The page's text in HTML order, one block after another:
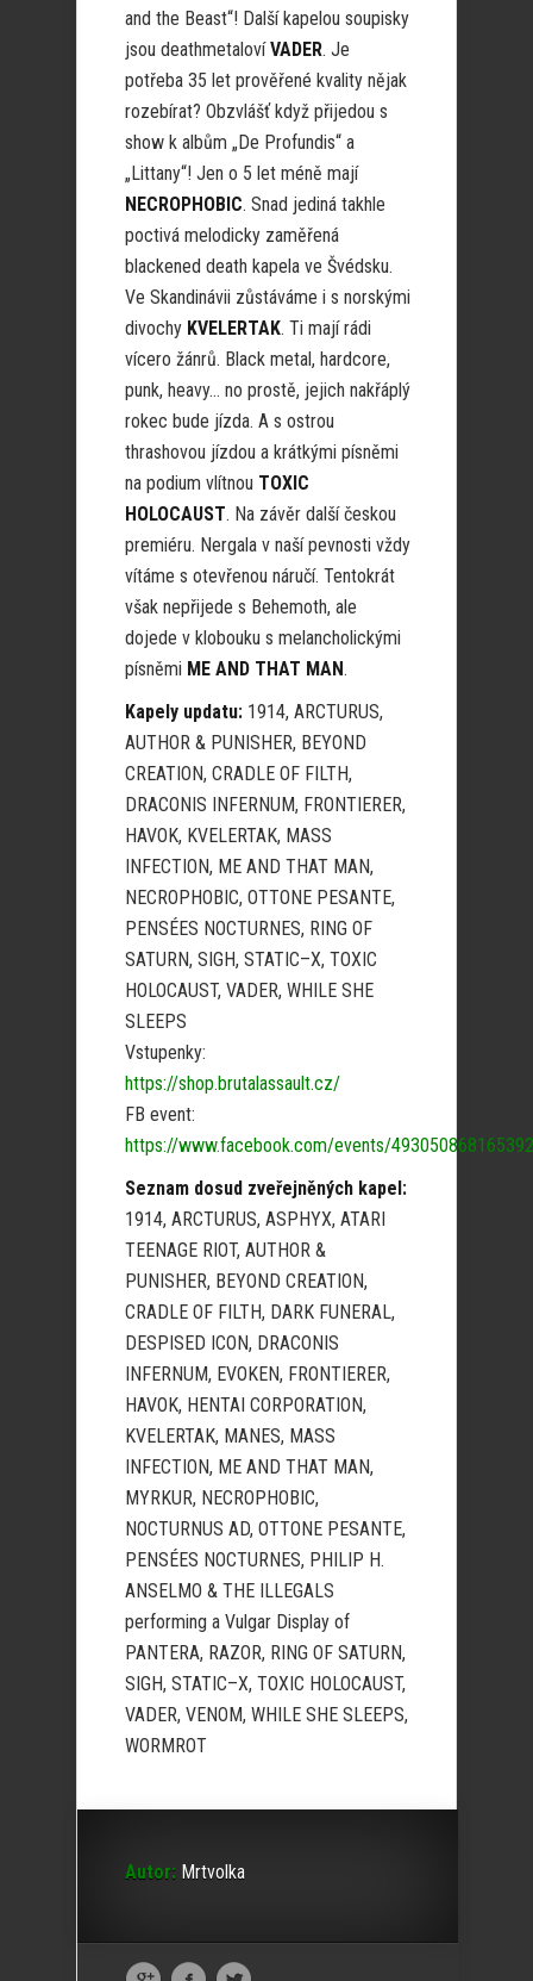
and the Beast“! Další kapelou soupisky
jsou deathmetalovíVADER. Je
potřeba 35 let prověřené kvality nějak
rozebírat? Obzvlášť když přijedou s
show k albům „De Profundis“ a
„Littany“! Jen o 5 let méně mají
NECROPHOBIC. Snad jediná takhle
poctivá melodicky zaměřená
blackened death kapela ve Švédsku.
Ve Skandinávii zůstáváme i s norskými
divochy KVELERTAK. Ti mají rádi
vícero žánrů. Black metal, hardcore,
punk, heavy… no prostě, jejich nakřáplý
rokec bude jízda. A s ostrou
thrashovou jízdou a krátkými písněmi
na podium vlítnou TOXIC
HOLOCAUST. Na závěr další českou
premiéru. Nergala v naší pevnosti vždy
vítáme s otevřenou náručí. Tentokrát
však nepřijede s Behemoth, ale
dojede v klobouku s melancholickými
písněmi ME AND THAT MAN.
Kapely updatu: 1914, ARCTURUS,
AUTHOR & PUNISHER, BEYOND
CREATION, CRADLE OF FILTH,
DRACONIS INFERNUM, FRONTIERER,
HAVOK, KVELERTAK, MASS
INFECTION, ME AND THAT MAN,
NECROPHOBIC, OTTONE PESANTE,
PENSÉES NOCTURNES, RING OF
SATURN, SIGH, STATIC–X, TOXIC
HOLOCAUST, VADER, WHILE SHE
SLEEPS
Vstupenky:
https://shop.brutalassault.cz/
FB event:
https://www.facebook.com/events/493050868165392
Seznam dosud zveřejněných kapel:
1914, ARCTURUS, ASPHYX, ATARI
TEENAGE RIOT, AUTHOR &
PUNISHER, BEYOND CREATION,
CRADLE OF FILTH, DARK FUNERAL,
DESPISED ICON, DRACONIS
INFERNUM, EVOKEN, FRONTIERER,
HAVOK, HENTAI CORPORATION,
KVELERTAK, MANES, MASS
INFECTION, ME AND THAT MAN,
MYRKUR, NECROPHOBIC,
NOCTURNUS AD, OTTONE PESANTE,
PENSÉES NOCTURNES, PHILIP H.
ANSELMO & THE ILLEGALS
performing a Vulgar Display of
PANTERA, RAZOR, RING OF SATURN,
SIGH, STATIC–X, TOXIC HOLOCAUST,
VADER, VENOM, WHILE SHE SLEEPS,
WORMROT
Autor: Mrtvolka